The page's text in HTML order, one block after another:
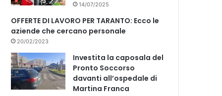
14/07/2025
OFFERTE DI LAVORO PER TARANTO: Ecco le
aziende che cercano personale
20/02/2023
Investita la caposala del
Pronto Soccorso
davanti all’ospedale di
Martina Franca